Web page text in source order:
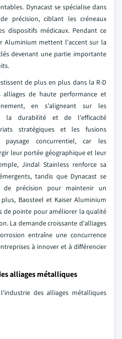
Dynacast se spécialise dans
précision, ciblant les créneaux
dispositifs médicaux. Pendant ce
Aluminium mettent l'accent sur la
devenant une partie importante
de plus en plus dans la R-D
de haute performance et
en s'aligneant sur les
la durabilité et de l'efficacité
stratégiques et les fusions
concurrentiel, car les
leur portée géographique et leur
Jindal Stainless renforce sa
tandis que Dynacast se
de précision pour maintenir un
Baosteel et Kaiser Aluminium
de pointe pour améliorer la qualité
La demande croissante d'alliages
entraîne une concurrence
à innover et à différencier
alliages métalliques
des alliages métalliques